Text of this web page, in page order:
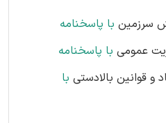
با پاسخنامه
با پاسخنامه
با